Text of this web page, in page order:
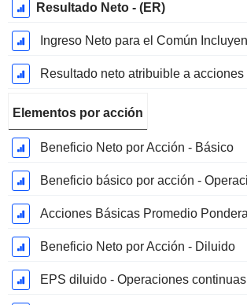
Resultado Neto - (ER)
Elementos por acción
Beneficio Neto por Acción - Básico
Beneficio Neto por Acción - Diluido
EPS diluido - Operaciones continuas